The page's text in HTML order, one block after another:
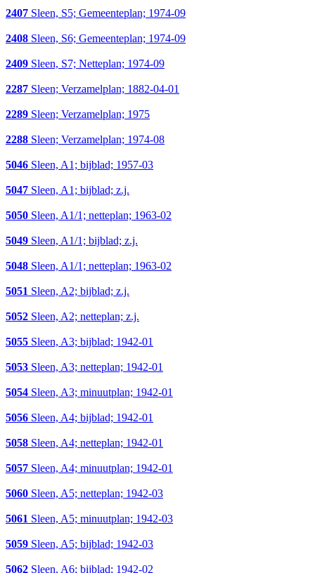
2407 Sleen, S5; Gemeenteplan; 1974-09
2408 Sleen, S6; Gemeenteplan; 1974-09
2409 Sleen, S7; Netteplan; 1974-09
2287 Sleen; Verzamelplan; 1882-04-01
2289 Sleen; Verzamelplan; 1975
2288 Sleen; Verzamelplan; 1974-08
5046 Sleen, A1; bijblad; 1957-03
5047 Sleen, A1; bijblad; z.j.
5050 Sleen, A1/1; netteplan; 1963-02
5049 Sleen, A1/1; bijblad; z.j.
5048 Sleen, A1/1; netteplan; 1963-02
5051 Sleen, A2; bijblad; z.j.
5052 Sleen, A2; netteplan; z.j.
5055 Sleen, A3; bijblad; 1942-01
5053 Sleen, A3; netteplan; 1942-01
5054 Sleen, A3; minuutplan; 1942-01
5056 Sleen, A4; bijblad; 1942-01
5058 Sleen, A4; netteplan; 1942-01
5057 Sleen, A4; minuutplan; 1942-01
5060 Sleen, A5; netteplan; 1942-03
5061 Sleen, A5; minuutplan; 1942-03
5059 Sleen, A5; bijblad; 1942-03
5062 Sleen, A6; bijblad; 1942-02